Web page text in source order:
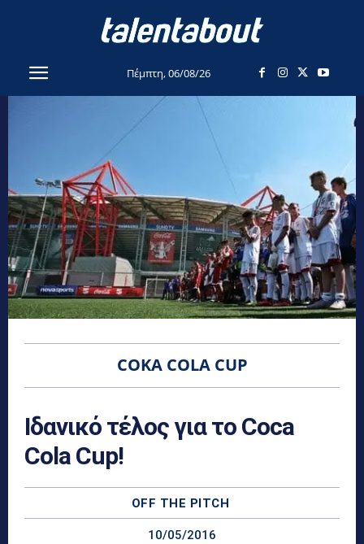
Πέμπτη, 06/08/26
COKA COLA CUP
Ιδανικό τέλος για το Coca
Cola Cup!
OFF THE PITCH
10/05/2016